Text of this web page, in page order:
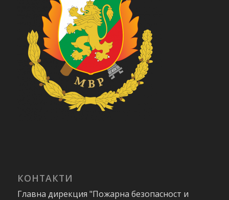
КОНТАКТИ
Главна дирекция "Пожарна безопасност и